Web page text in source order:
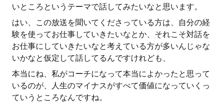
いところというテーマで話してみたいなと思います。
はい、この放送を聞いてくださっている方は、自分の経
験を使ってお仕事していきたいなとか、それこそ対話を
お仕事にしていきたいなと考えている方が多いんじゃな
いかなと仮定して話してるんですけれども、
本当にね、私がコーチになって本当によかったと思って
いるのが、人生のマイナスがすべて価値になっていくっ
ていうところなんですね。